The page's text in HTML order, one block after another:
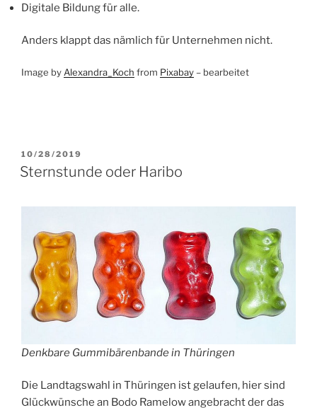
Digitale Bildung für alle.
Anders klappt das nämlich für Unternehmen nicht.
Image by Alexandra_Koch from Pixabay– bearbeitet
VERÖFFENTLICHT
AM
10/28/2019
Sternstunde oder Haribo
Denkbare Gummibärenbande in Thüringen
Die Landtagswahl in Thüringen ist gelaufen, hier sind
Glückwünsche an Bodo Ramelow angebracht der das